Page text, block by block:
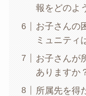
報をどのよ
お子さんの
ミュニティ
お子さんが
ありますか
所属先を得